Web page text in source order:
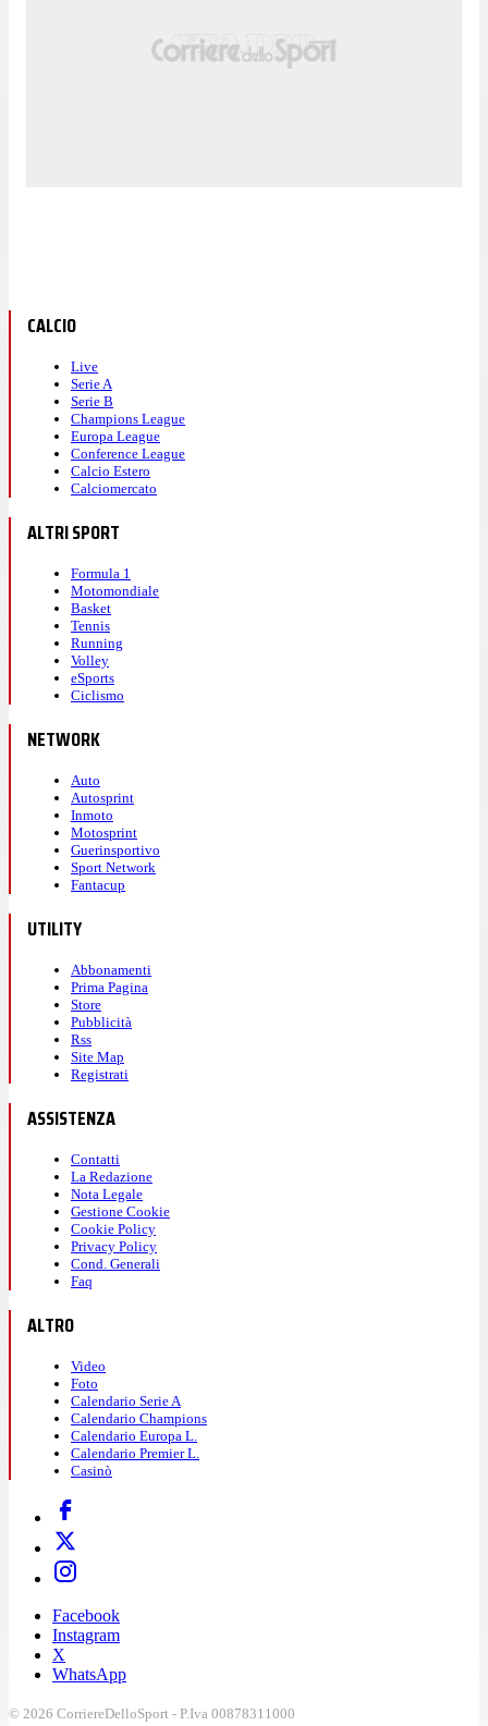
CALCIO
Live
Serie A
Serie B
Champions League
Europa League
Conference League
Calcio Estero
Calciomercato
ALTRI SPORT
Formula 1
Motomondiale
Basket
Tennis
Running
Volley
eSports
Ciclismo
NETWORK
Auto
Autosprint
Inmoto
Motosprint
Guerinsportivo
Sport Network
Fantacup
UTILITY
Abbonamenti
Prima Pagina
Store
Pubblicità
Rss
Site Map
Registrati
ASSISTENZA
Contatti
La Redazione
Nota Legale
Gestione Cookie
Cookie Policy
Privacy Policy
Cond. Generali
Faq
ALTRO
Video
Foto
Calendario Serie A
Calendario Champions
Calendario Europa L.
Calendario Premier L.
Casinò
Facebook
Instagram
X
WhatsApp
© 2026 CorriereDelloSport - P.Iva 00878311000